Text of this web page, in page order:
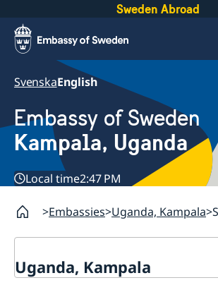
Sweden Abroad
SvenskaEnglish
Embassy of Sweden
Kampala, Uganda
Local time2:47 PM
Embassies Uganda, Kampala
Uganda, Kampala